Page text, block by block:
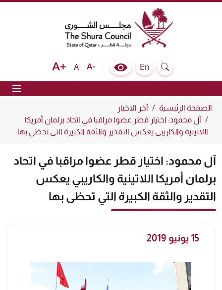
The Shura Council State of Qatar
Search
En
Colour Contrast Selector
Text size bigger
AText size normal
Text size smaller
الصفحة الرئيسية
آخر الاخبار
آل محمود: اختيار قطر عضوا مراقبا في اتحاد برلمان أمريكا
اللاتينية والكاريبي يعكس التقدير والثقة الكبيرة التي تحظى بها
آل محمود: اختيار قطر عضوا مراقبا في اتحاد
برلمان أمريكا اللاتينية والكاريبي يعكس
التقدير والثقة الكبيرة التي تحظى بها
15 يونيو 2019